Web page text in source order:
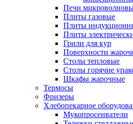
Печи
Плиты газовые
Плиты
Плиты
Грили для кур
Поверхности
Столы тепловые
Столы горячие
Шкафы жарочные
Термосы
Фризеры
Хлебопекарное
Мукопросеиватели